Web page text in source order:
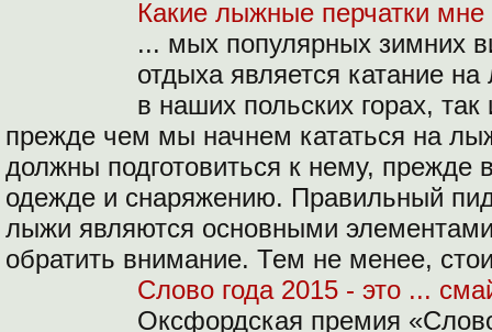
Какие лыжные перчатки мне
... мых популярных зимних
отдыха является катание
в наших польских горах,
прежде чем мы начнем кататься на
должны подготовиться к нему, прежде
одежде и снаряжению. Правильный
лыжи являются основными
обратить внимание. Тем не менее,
Слово года 2015 - это ...
Оксфордская премия